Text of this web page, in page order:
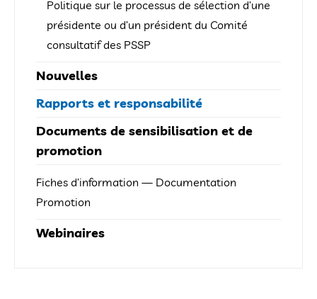
Politique sur le processus de sélection d’une
présidente ou d’un président du Comité
consultatif des PSSP
Nouvelles
Rapports et responsabilité
Documents de sensibilisation et de
promotion
Fiches d’information — Documentation
Promotion
Webinaires